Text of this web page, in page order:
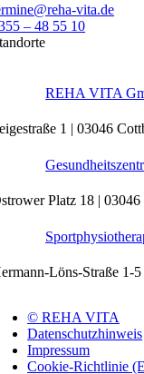
vita.de
– 48 55 10
REHA VITA
1 | 03046
Platz 18 | 03046
Löns-Straße 1-
© REHA VITA
Datenschutzhinweis
Impressum
Cookie-Richtlinie